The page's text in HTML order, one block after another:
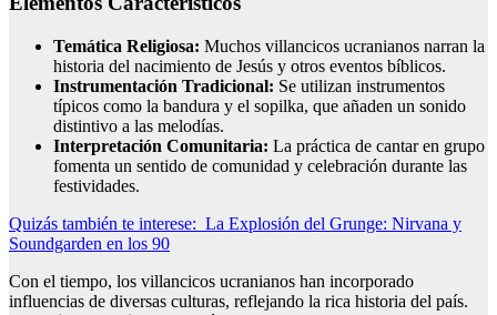
Temática Religiosa: Muchos villancicos ucranianos narran la
historia del nacimiento de Jesús y otros eventos bíblicos.
Instrumentación Tradicional: Se utilizan instrumentos
típicos como la bandura y el sopilka, que añaden un sonido
distintivo a las melodías.
Interpretación Comunitaria: La práctica de cantar en grupo
fomenta un sentido de comunidad y celebración durante las
festividades.
Quizás también te interese: La Explosión del Grunge: Nirvana y
Soundgarden en los 90
Con el tiempo, los villancicos ucranianos han incorporado
influencias de diversas culturas, reflejando la rica historia del país.